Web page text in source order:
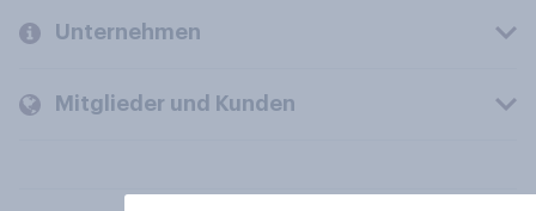
Unternehmen
Mitglieder und Kunden